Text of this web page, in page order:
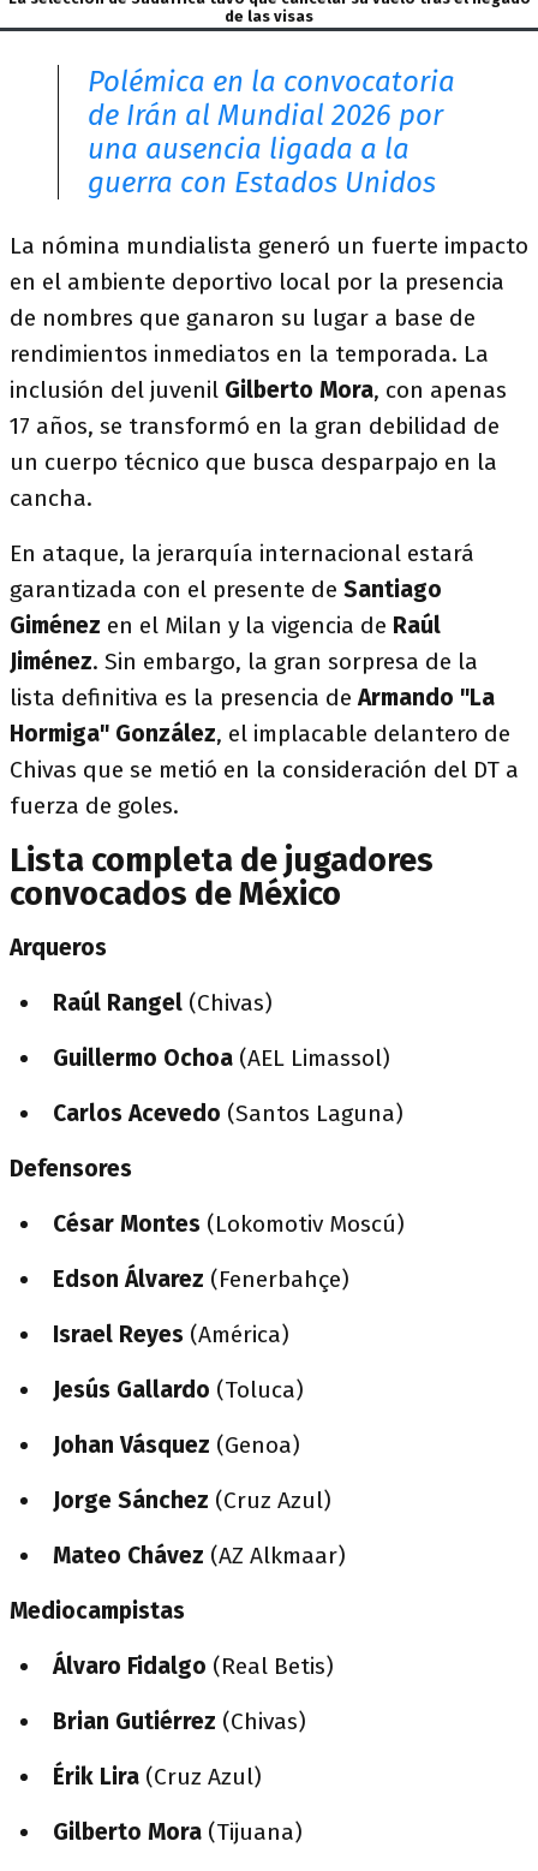
de las visas
Polémica en la convocatoria
de Irán al Mundial 2026 por
una ausencia ligada a la
guerra con Estados Unidos
La nómina mundialista generó un fuerte impacto
en el ambiente deportivo local por la presencia
de nombres que ganaron su lugar a base de
rendimientos inmediatos en la temporada. La
inclusión del juvenil Gilberto Mora, con apenas
17 años, se transformó en la gran debilidad de
un cuerpo técnico que busca desparpajo en la
cancha.
En ataque, la jerarquía internacional estará
garantizada con el presente de Santiago
Giménez en el Milan y la vigencia de Raúl
Jiménez. Sin embargo, la gran sorpresa de la
lista definitiva es la presencia deArmando "La
Hormiga" González, el implacable delantero de
Chivas que se metió en la consideración del DT a
fuerza de goles.
Lista completa de jugadores
convocados de México
Arqueros
Raúl Rangel (Chivas)
Guillermo Ochoa (AEL Limassol)
Carlos Acevedo (Santos Laguna)
Defensores
César Montes (Lokomotiv Moscú)
Edson Álvarez (Fenerbahçe)
Israel Reyes (América)
Jesús Gallardo (Toluca)
Johan Vásquez (Genoa)
Jorge Sánchez (Cruz Azul)
Mateo Chávez (AZ Alkmaar)
Mediocampistas
Álvaro Fidalgo (Real Betis)
Brian Gutiérrez (Chivas)
Érik Lira (Cruz Azul)
Gilberto Mora (Tijuana)